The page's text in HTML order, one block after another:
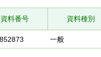
資料番号 資料種別
一般